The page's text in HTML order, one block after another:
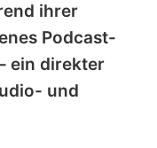
ihrer
Podcast-
ein direkter
und